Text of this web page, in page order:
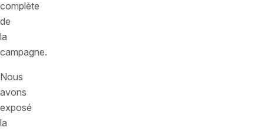
complète
de
la
campagne.
Nous
avons
exposé
la